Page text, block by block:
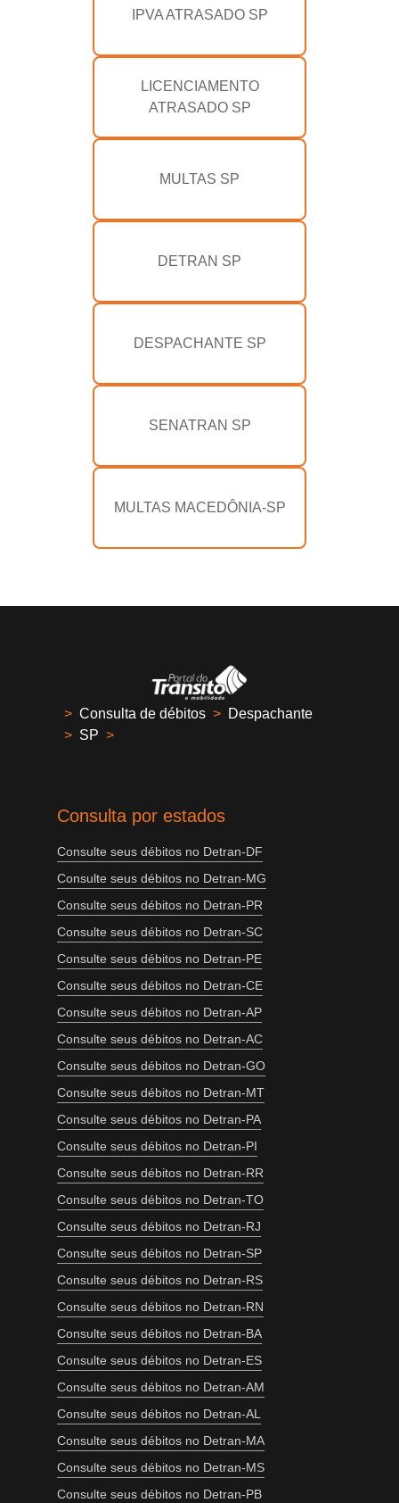
IPVA ATRASADO SP
LICENCIAMENTO
ATRASADO SP
MULTAS SP
DETRAN SP
DESPACHANTE SP
SENATRAN SP
MULTAS MACEDÔNIA-SP
> Consulta de débitos > Despachante
> SP >
Consulta por estados
Consulte seus débitos no Detran-DF
Consulte seus débitos no Detran-MG
Consulte seus débitos no Detran-PR
Consulte seus débitos no Detran-SC
Consulte seus débitos no Detran-PE
Consulte seus débitos no Detran-CE
Consulte seus débitos no Detran-AP
Consulte seus débitos no Detran-AC
Consulte seus débitos no Detran-GO
Consulte seus débitos no Detran-MT
Consulte seus débitos no Detran-PA
Consulte seus débitos no Detran-PI
Consulte seus débitos no Detran-RR
Consulte seus débitos no Detran-TO
Consulte seus débitos no Detran-RJ
Consulte seus débitos no Detran-SP
Consulte seus débitos no Detran-RS
Consulte seus débitos no Detran-RN
Consulte seus débitos no Detran-BA
Consulte seus débitos no Detran-ES
Consulte seus débitos no Detran-AM
Consulte seus débitos no Detran-AL
Consulte seus débitos no Detran-MA
Consulte seus débitos no Detran-MS
Consulte seus débitos no Detran-PB